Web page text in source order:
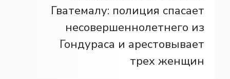
Гватемалу: полиция спасает
несовершеннолетнего из
Гондураса и арестовывает
трех женщин